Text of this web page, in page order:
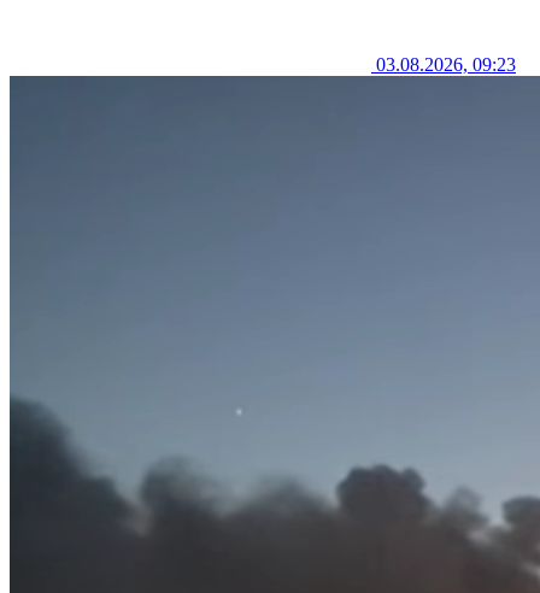
03.08.2026, 09:23